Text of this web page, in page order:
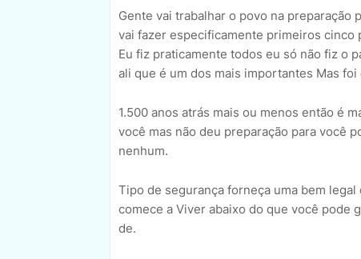
Gente vai trabalhar o povo na
vai fazer especificamente primeiros cinco
Eu fiz praticamente todos eu só não fiz o
ali que é um dos mais importantes Mas
1.500 anos atrás mais ou menos então é
você mas não deu preparação para você
nenhum.
Tipo de segurança forneça uma bem
comece a Viver abaixo do que você pode
de.